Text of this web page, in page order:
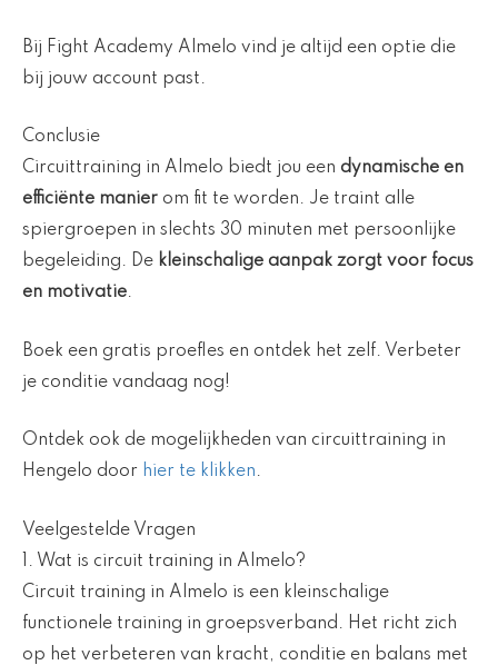
Bij Fight Academy Almelo vind je altijd een optie die
bij jouw account past.
Conclusie
Circuittraining in Almelo biedt jou een dynamische en
efficiënte manier om fit te worden. Je traint alle
spiergroepen in slechts 30 minuten met persoonlijke
begeleiding. De kleinschalige aanpak zorgt voor focus
en motivatie.
Boek een gratis proefles en ontdek het zelf. Verbeter
je conditie vandaag nog!
Ontdek ook de mogelijkheden van circuittraining in
Hengelo door hier te klikken.
Veelgestelde Vragen
1. Wat is circuit training in Almelo?
Circuit training in Almelo is een kleinschalige
functionele training in groepsverband. Het richt zich
op het verbeteren van kracht, conditie en balans met